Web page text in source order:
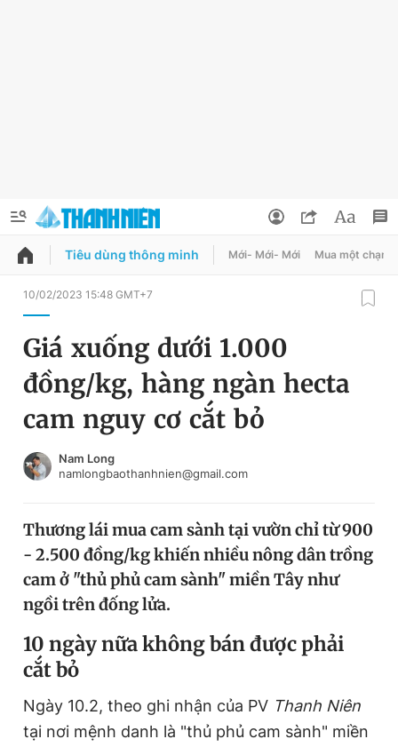
QUẢNG CÁO ĐẶT BÁO
Chuyên mục
Chuyên mục khác
Chào ngày mới
Video Magazine
Sản phẩm khác
Tiện ích
Thông tin tòa soạn Liên hệ quảng cáo
Đổi mật khẩu
Tin đã lưu
Tin đã xem
Đăng xuất
Tiêu dùng thông minh Mới- Mới- Mới Mua một chạm
10/02/2023 15:48 GMT+7
Giá xuống dưới 1.000
đồng/kg, hàng ngàn hecta
cam nguy cơ cắt bỏ
Nam Long
namlongbaothanhnien@gmail.com
Thương lái mua cam sành tại vườn chỉ từ 900
- 2.500 đồng/kg khiến nhiều nông dân trồng
cam ở "thủ phủ cam sành" miền Tây như
ngồi trên đống lửa.
10 ngày nữa không bán được phải
cắt bỏ
Ngày 10.2, theo ghi nhận của PV Thanh Niên
tại nơi mệnh danh là "thủ phủ cam sành" miền